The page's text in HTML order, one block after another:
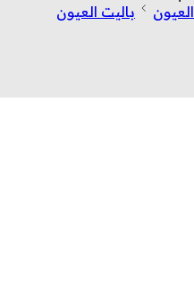
العيون باليت العيون